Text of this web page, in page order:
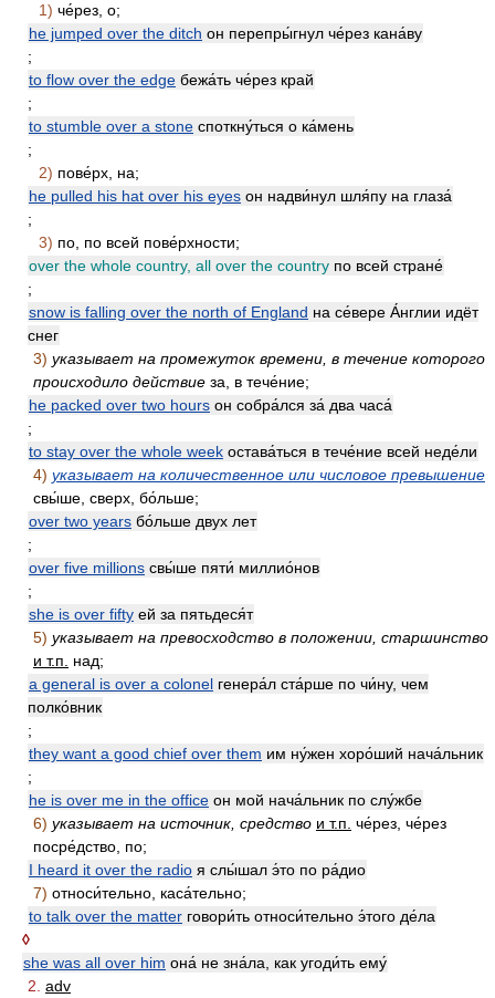
1) че́рез, о;
he jumped over the ditch он перепры́гнул че́рез кана́ву
;
to flow over the edge бежа́ть че́рез край
;
to stumble over a stone споткну́ться о ка́мень
;
2) пове́рх, на;
he pulled his hat over his eyes он надви́нул шля́пу на глаза́
;
3) по, по всей пове́рхности;
over the whole country, all over the country по всей стране́
;
snow is falling over the north of England на се́вере А́нглии идёт
снег
3) указывает на промежуток времени, в течение которого
происходило действие за, в тече́ние;
he packed over two hours он собра́лся за́ два часа́
;
to stay over the whole week остава́ться в тече́ние всей неде́ли
4) указывает на количественное или числовое превышение
свы́ше, сверх, бо́льше;
over two years бо́льше двух лет
;
over five millions свы́ше пяти́ миллио́нов
;
she is over fifty ей за пятьдеся́т
5) указывает на превосходство в положении, старшинство
и т.п.
над;
a general is over a colonel генера́л ста́рше по чи́ну, чем
полко́вник
;
they want a good chief over them им ну́жен хоро́ший нача́льник
;
he is over me in the office он мой нача́льник по слу́жбе
6) указывает на источник, средство и т.п. че́рез, че́рез
посре́дство, по;
I heard it over the radio я слы́шал э́то по ра́дио
7) относи́тельно, каса́тельно;
to talk over the matter говори́ть относи́тельно э́того де́ла
◊
she was all over him она́ не зна́ла, как угоди́ть ему́
2. adv